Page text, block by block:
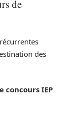
de
des
concours IEP